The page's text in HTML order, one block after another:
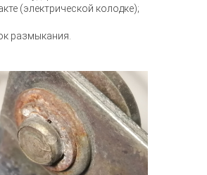
(электрической колодке);
размыкания.